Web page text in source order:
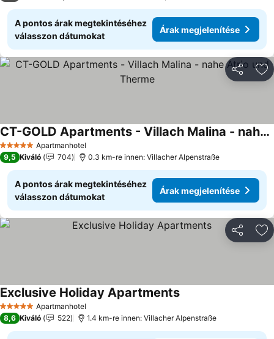
A pontos árak megtekintéséhez
válasszon dátumokat
Árak megjelenítése
5 KategóriaApartmanhotel
CT-GOLD Apartments - Villach Malina - nahe Atrio und Therme
9,5 Kiváló 704 0.3 km-re innen: Villacher Alpenstraße
A pontos árak megtekintéséhez
válasszon dátumokat
Árak megjelenítése
5 KategóriaApartmanhotel
Exclusive Holiday Apartments
8,6 Kiváló 522 1.4 km-re innen: Villacher Alpenstraße